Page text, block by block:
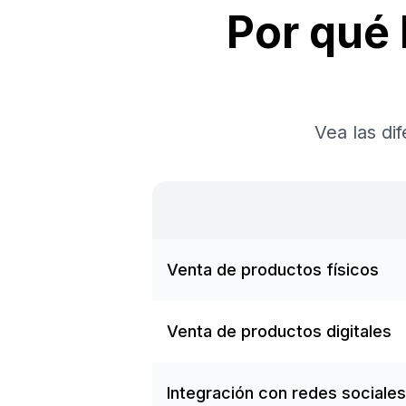
Por
Vea las
Venta de productos físicos
Venta de productos digitales
Integración con redes sociales